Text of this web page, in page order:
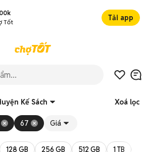
Tốt
Tải app
Kế Sách Xoá lọc
67 Giá
128 GB 256 GB 512 GB 1 TB